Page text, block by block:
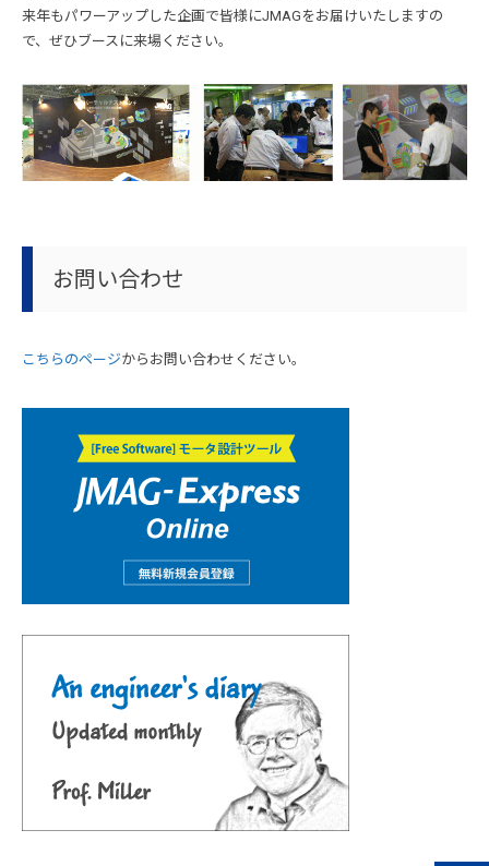
来年もパワーアップした企画で皆様にJMAGをお届けいたしますの
で、ぜひブースに来場ください。
お問い合わせ
こちらのページからお問い合わせください。